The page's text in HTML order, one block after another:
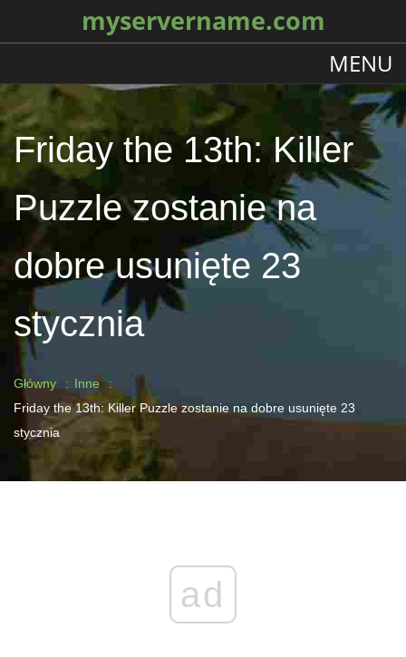
myservername.com
MENU
Friday the 13th: Killer
Puzzle zostanie na
dobre usunięte 23
stycznia
Główny
Inne
Friday the 13th: Killer Puzzle zostanie na dobre usunięte 23
stycznia
ad